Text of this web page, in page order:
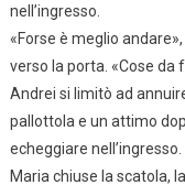
nell’ingresso.
«Forse è meglio
verso la porta. «Cose
Andrei si limitò ad
pallottola e un attimo
echeggiare nell’ingresso.
Maria chiuse la scatola,